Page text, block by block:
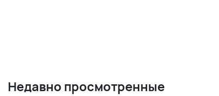
Недавно просмотренные